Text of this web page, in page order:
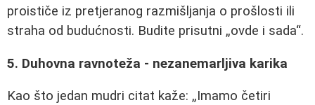
proističe iz pretjeranog razmišljanja o prošlosti ili
straha od budućnosti. Budite prisutni „ovde i sada“.
5. Duhovna ravnoteža - nezanemarljiva karika
Kao što jedan mudri citat kaže: „Imamo četiri